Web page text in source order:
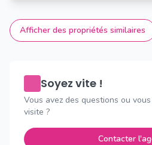
Afficher des propriétés similaires
Soyez vite !
Vous avez des questions ou
visite ?
Contacter